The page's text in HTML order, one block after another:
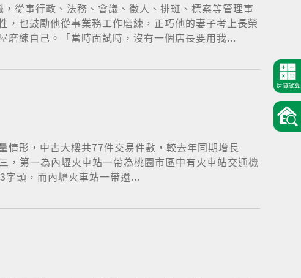
房貸試算
從事行政、法務、會議、徵人、排班、標案等管理事
也鼓勵他從事業務工作磨練，正巧他的妻子考上長榮
磨練自己。「當時面試時，沒有一個店長要用我...
情形，中古大樓共77件交易件數，較去年同期增長
第一為內壢火車站一帶為桃園市區中有火車站交通機
頭，而內壢火車站一帶還...